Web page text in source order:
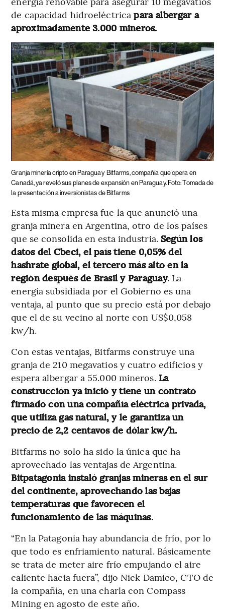
de capacidad hidroeléctrica para albergar a
aproximadamente 3.000 mineros.
Granja minería cripto en Paraguay Bitfarms, compañía que opera en
Canadá, ya reveló sus planes de expansión en Paraguay. Foto: Tomada de
la presentación a inversionistas de Bitfarms
Esta misma empresa fue la que anunció una
granja minera en Argentina, otro de los países
que se consolida en esta industria. Según los
datos del Cbeci, el país tiene 0,05% del
hashrate global, el tercero más alto en la
región después de Brasil y Paraguay. La
energía subsidiada por el Gobierno es una
ventaja, al punto que su precio está por debajo
que el de su vecino al norte con US$0,058
kw/h.
Con estas ventajas, Bitfarms construye una
granja de 210 megavatios y cuatro edificios y
espera albergar a 55.000 mineros. La
construcción ya inició y tiene un contrato
firmado con una compañía eléctrica privada,
que utiliza gas natural, y le garantiza un
precio de 2,2 centavos de dólar kw/h.
Bitfarms no solo ha sido la única que ha
aprovechado las ventajas de Argentina.
Bitpatagonia instaló granjas mineras en el sur
del continente, aprovechando las bajas
temperaturas que favorecen el
funcionamiento de las máquinas.
“En la Patagonia hay abundancia de frío, por lo
que todo es enfriamiento natural. Básicamente
se trata de meter aire frío empujando el aire
caliente hacia fuera”, dijo Nick Damico, CTO de
la compañía, en una charla con Compass
Mining en agosto de este año.